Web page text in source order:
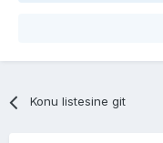
Konu listesine git